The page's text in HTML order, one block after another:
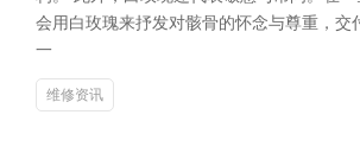
会用白玫瑰来抒发对骸骨的怀念与尊重，交
一
维修资讯